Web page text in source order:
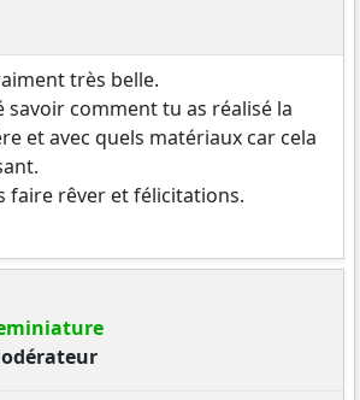
très belle.
savoir comment tu as réalisé la
et avec quels matériaux car cela
faire rêver et félicitations.